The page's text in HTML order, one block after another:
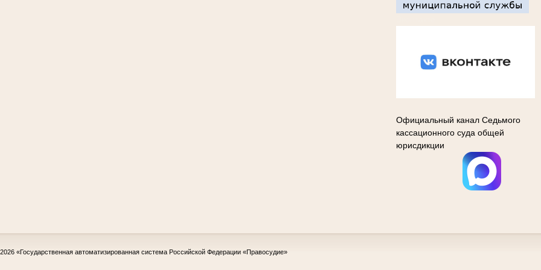
Официальный канал Седьмого
кассационного суда общей
юрисдикции
«Государственная автоматизированная система Российской Федерации «Правосудие»